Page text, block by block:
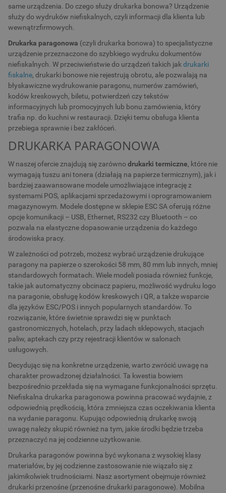
same urządzenia. Do czego służy drukarka bonowa? Urządzenie
służy do wydruków niefiskalnych, czyli informacji dla klienta lub
wewnątrzfirmowych.
Drukarka paragonowa (czyli drukarka bonowa) to specjalistyczne
urządzenie przeznaczone do szybkiego wydruku dokumentów
niefiskalnych. W przeciwieństwie do urządzeń takich jakdrukarki
fiskalne, drukarki bonowe nie rejestrują obrotu, ale pozwalają na
błyskawiczne wydrukowanie paragonu, numerów zamówień,
kodów kreskowych, biletu, potwierdzeń czy tekstów
informacyjnych lub promocyjnych lub bonu zamówienia, który
trafia np. do kuchni w restauracji. Dzięki temu obsługa klienta
przebiega sprawnie i bez zakłóceń.
DRUKARKA PARAGONOWA
W naszej ofercie znajdują się zarównodrukarki termiczne, które nie
wymagają tuszu ani tonera (działają na papierze termicznym), jak i
bardziej zaawansowane modele umożliwiające integrację z
systemami POS, aplikacjami sprzedażowymi i oprogramowaniem
magazynowym. Modele dostępne w sklepie ESC SA oferują różne
opcje komunikacji – USB, Ethernet, RS232 czy Bluetooth – co
pozwala na elastyczne dopasowanie urządzenia do każdego
środowiska pracy.
W zależności od potrzeb, możesz wybrać urządzenie drukujące
paragony na papierze o szerokości 58 mm, 80 mm lub innych, mniej
standardowych formatach. Wiele modeli posiada również funkcje,
takie jak automatyczny obcinacz papieru, możliwość wydruku logo
na paragonie, obsługę kodów kreskowych i QR, a także wsparcie
dla języków ESC/POS i innych popularnych standardów. To
rozwiązanie, które świetnie sprawdzi się w punktach
gastronomicznych, hotelach, przy ladach sklepowych, stacjach
paliw, aptekach czy przy rejestracji klientów w salonach
usługowych.
Decydując się na konkretne urządzenie, warto zwrócić uwagę na
charakter prowadzonej działalności. Ta kwestia bowiem
bezpośrednio przekłada się na wymagane funkcjonalności sprzętu.
Niefiskalna drukarka paragonowa powinna pracować wydajnie, z
odpowiednią prędkością, która zmniejsza czas oczekiwania klienta
na wydanie paragonu. Kupując odpowiednią drukarkę swoją
uwagę należy skupić również na tym, jakie środki będzie trzeba
przeznaczyć na jej codzienne użytkowanie.
Drukarka paragonów powinna być wykonana z wysokiej klasy
materiałów, by jej codzienne zastosowanie nie wiązało się z
jakimikolwiek trudnościami. Nasz asortyment obejmuje również
drukarki przenośne (przenośne drukarki paragonowe). Mobilna